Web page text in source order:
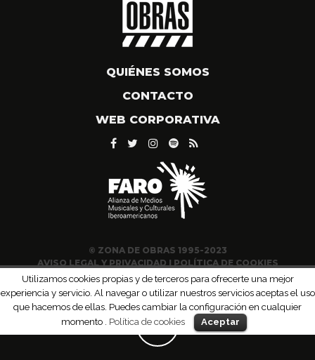
QUIÉNES SOMOS
CONTACTO
WEB CORPORATIVA
© ZONA DE OBRAS 1995-2023
AVISO LEGAL Y PRIVACIDAD|POLÍTICA DE COOKIES
Utilizamos cookies propias y de terceros para ofrecerte una mejor
experiencia y servicio. Al navegar o utilizar nuestros servicios aceptas el uso
que hacemos de ellas. Puedes cambiar la configuración en cualquier
momento . Política de cookies Aceptar